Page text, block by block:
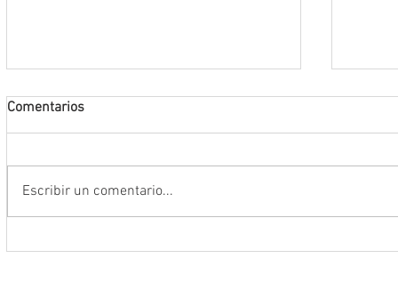
Comentarios
Escribir un comentario...